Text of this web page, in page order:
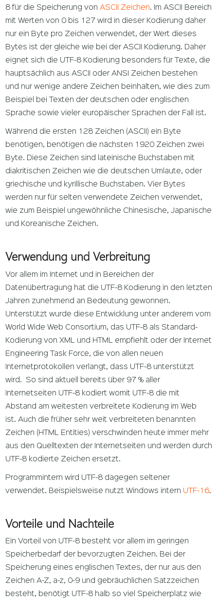
8 für die Speicherung vonASCII Zeichen. Im ASCII Bereich
mit Werten von 0 bis 127 wird in dieser Kodierung daher
nur ein Byte pro Zeichen verwendet, der Wert dieses
Bytes ist der gleiche wie bei der ASCII Kodierung. Daher
eignet sich die UTF-8 Kodierung besonders für Texte, die
hauptsächlich aus ASCII oder ANSI Zeichen bestehen
und nur wenige andere Zeichen beinhalten, wie dies zum
Beispiel bei Texten der deutschen oder englischen
Sprache sowie vieler europäischer Sprachen der Fall ist.
Während die ersten 128 Zeichen (ASCII) ein Byte
benötigen, benötigen die nächsten 1920 Zeichen zwei
Byte. Diese Zeichen sind lateinische Buchstaben mit
diakritischen Zeichen wie die deutschen Umlaute, oder
griechische und kyrillische Buchstaben. Vier Bytes
werden nur für selten verwendete Zeichen verwendet,
wie zum Beispiel ungewöhnliche Chinesische, Japanische
und Koreanische Zeichen.
Verwendung und Verbreitung
Vor allem im Internet und in Bereichen der
Datenübertragung hat die UTF-8 Kodierung in den letzten
Jahren zunehmend an Bedeutung gewonnen.
Unterstützt wurde diese Entwicklung unter anderem vom
World Wide Web Consortium, das UTF-8 als Standard-
Kodierung von XML und HTML empfiehlt oder der Internet
Engineering Task Force, die von allen neuen
Internetprotokollen verlangt, dass UTF-8 unterstützt
wird. So sind aktuell bereits über 97 % aller
Internetseiten UTF-8 kodiert womit UTF-8 die mit
Abstand am weitesten verbreitete Kodierung im Web
ist. Auch die früher sehr weit verbreiteten benannten
Zeichen (HTML Entities) verschwinden heute immer mehr
aus den Quelltexten der Internetseiten und werden durch
UTF-8 kodierte Zeichen ersetzt.
Programmintern wird UTF-8 dagegen seltener
verwendet. Beispielsweise nutzt Windows intern UTF-16.
Vorteile und Nachteile
Ein Vorteil von UTF-8 besteht vor allem im geringen
Speicherbedarf der bevorzugten Zeichen. Bei der
Speicherung eines englischen Textes, der nur aus den
Zeichen A-Z, a-z, 0-9 und gebräuchlichen Satzzeichen
besteht, benötigt UTF-8 halb so viel Speicherplatz wie